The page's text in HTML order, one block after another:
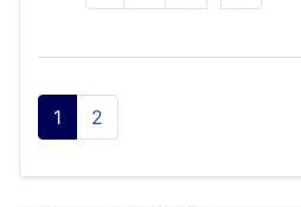
1 2